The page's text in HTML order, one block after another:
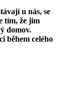
u nás, se
tím, že jim
domov.
během celého